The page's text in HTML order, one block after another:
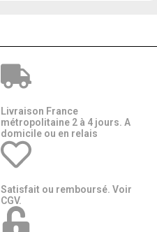
Livraison France
métropolitaine 2 à 4 jours. A
domicile ou en relais​​
Satisfait ou remboursé. Voir
CGV.